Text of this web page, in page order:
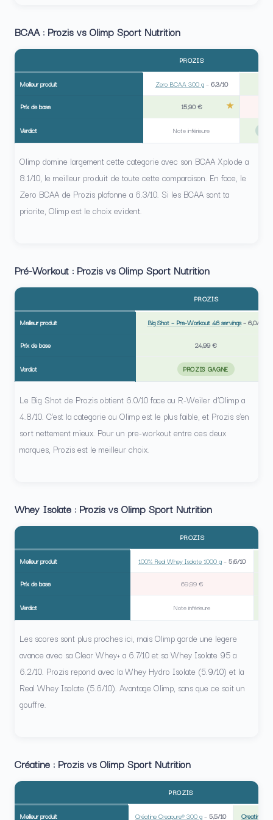
BCAA : Prozis vs Olimp Sport Nutrition
PROZIS
Meilleur produit Zero BCAA 300 g–6,3/10
Prix de base 15,90 €
Verdict Note inférieure
Olimp domine largement cette categorie avec son BCAA Xplode a
8.1/10, le meilleur produit de toute cette comparaison. En face, le
Zero BCAA de Prozis plafonne a 6.3/10. Si les BCAA sont ta
priorite, Olimp est le choix evident.
Pré-Workout : Prozis vs Olimp Sport Nutrition
PROZIS
Meilleur produit Big Shot – Pre-Workout 46 servings–6,0/10
Prix de base 24,99 €
Verdict PROZIS GAGNE
Le Big Shot de Prozis obtient 6.0/10 face au R-Weiler d’Olimp a
4.8/10. C’est la categorie ou Olimp est le plus faible, et Prozis s’en
sort nettement mieux. Pour un pre-workout entre ces deux
marques, Prozis est le meilleur choix.
Whey Isolate : Prozis vs Olimp Sport Nutrition
PROZIS
Meilleur produit 100% Real Whey Isolate 1000 g–5,6/10
Prix de base 69,99 €
Verdict Note inférieure
Les scores sont plus proches ici, mais Olimp garde une legere
avance avec sa Clear Whey+ a 6.7/10 et sa Whey Isolate 95 a
6.2/10. Prozis repond avec la Whey Hydro Isolate (5.9/10) et la
Real Whey Isolate (5.6/10). Avantage Olimp, sans que ce soit un
gouffre.
Créatine : Prozis vs Olimp Sport Nutrition
PROZIS
Meilleur produit Créatine Creapure® 300 g–5,5/10 Creatine